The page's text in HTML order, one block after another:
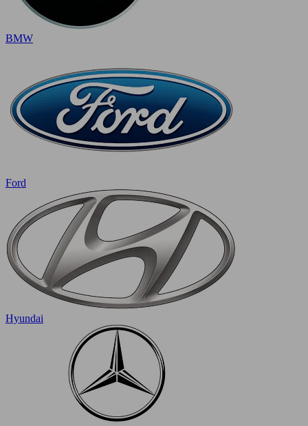
BMW
Ford
Hyundai